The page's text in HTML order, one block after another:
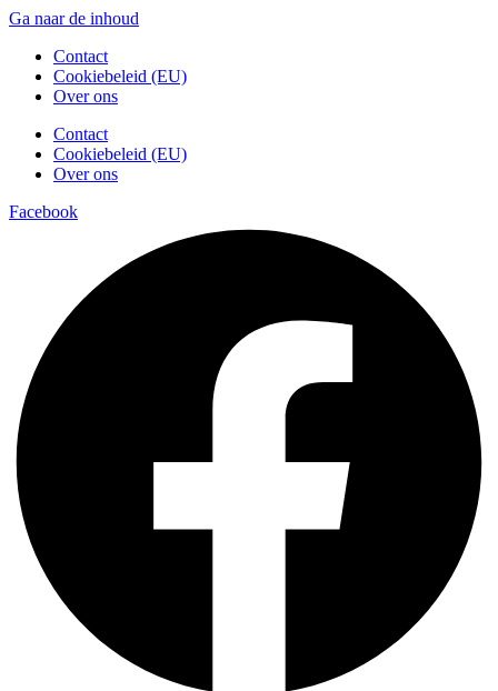
Ga naar de inhoud
Contact
Cookiebeleid (EU)
Over ons
Contact
Cookiebeleid (EU)
Over ons
Facebook